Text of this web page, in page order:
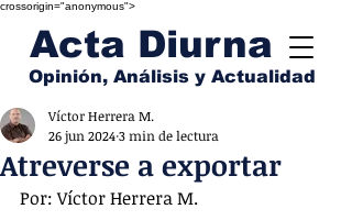
crossorigin="anonymous">
Acta Diurna
Opinión, Análisis y Actualidad
Atreverse a exportar
Víctor Herrera M.
26 jun 20243 min de lectura
Por: Víctor Herrera M.